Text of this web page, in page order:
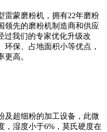
雷蒙磨粉机，拥有22年磨粉
领先的磨粉机制造商和供应
过我们的专家优化升级改
保、占地面积小等优点，
高。
及超细粉的加工设备，此微
，湿度小于6%，莫氏硬度在